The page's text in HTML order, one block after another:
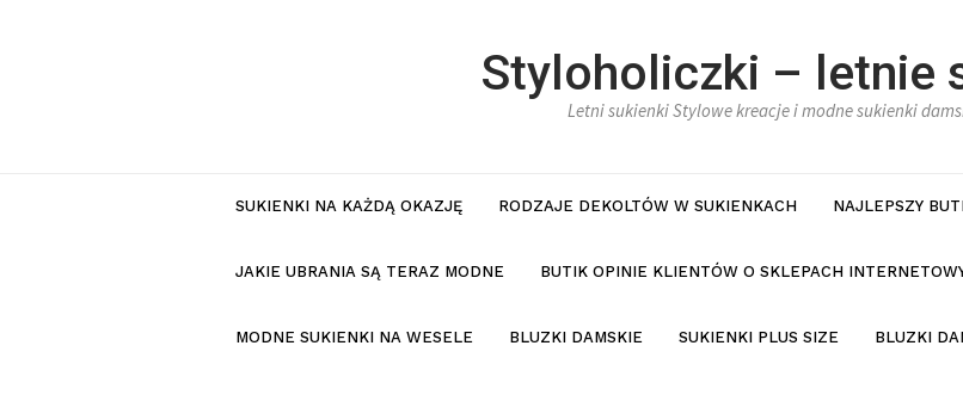
Styloholiczki – letnie
Letni sukienki Stylowe kreacje i modne sukienki
SUKIENKI NA KAŻDĄ OKAZJĘ RODZAJE DEKOLTÓW W SUKIENKACH NAJLEPSZY
JAKIE UBRANIA SĄ TERAZ MODNE BUTIK OPINIE KLIENTÓW O SKLEPACH
MODNE SUKIENKI NA WESELE BLUZKI DAMSKIE SUKIENKI PLUS SIZE BLUZKI